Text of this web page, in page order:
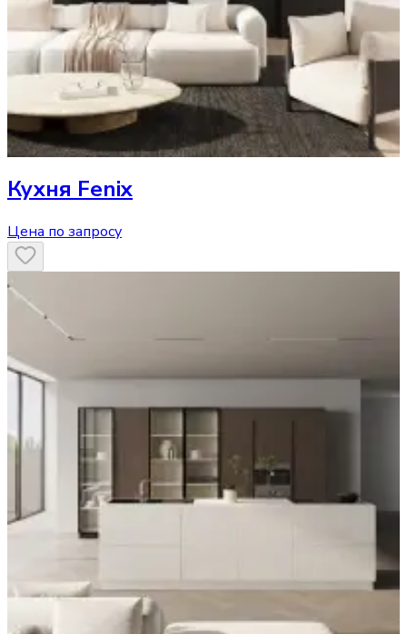
Кухня Fenix
Цена по запросу